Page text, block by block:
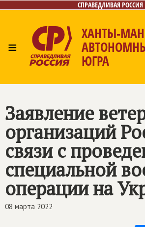
СПРАВЕДЛИВАЯ РОССИЯ
≡
ХАНТЫ-
ЮГРА
Заявление
организаций
связи с
специальной
операции на
08 марта 2022